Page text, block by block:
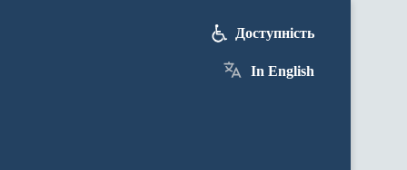
Доступність
In English